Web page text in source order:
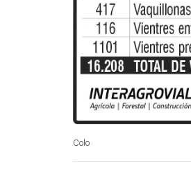
Colo